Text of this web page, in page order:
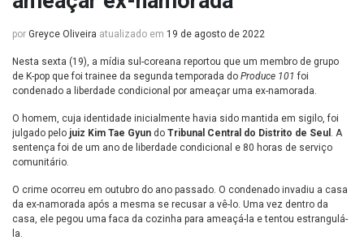
por Greyce Oliveira atualizado em 19 de agosto de 2022
Nesta sexta (19), a mídia sul-coreana reportou que um membro de grupo
de K-pop que foi trainee da segunda temporada do Produce 101 foi
condenado a liberdade condicional por ameaçar uma ex-namorada.
O homem, cuja identidade inicialmente havia sido mantida em sigilo, foi
julgado pelo juiz Kim Tae Gyun do Tribunal Central do Distrito de Seul . A
sentença foi de um ano de liberdade condicional e 80 horas de serviço
comunitário.
O crime ocorreu em outubro do ano passado. O condenado invadiu a casa
da ex-namorada após a mesma se recusar a vê-lo. Uma vez dentro da
casa, ele pegou uma faca da cozinha para ameaçá-la e tentou estrangulá-
la.